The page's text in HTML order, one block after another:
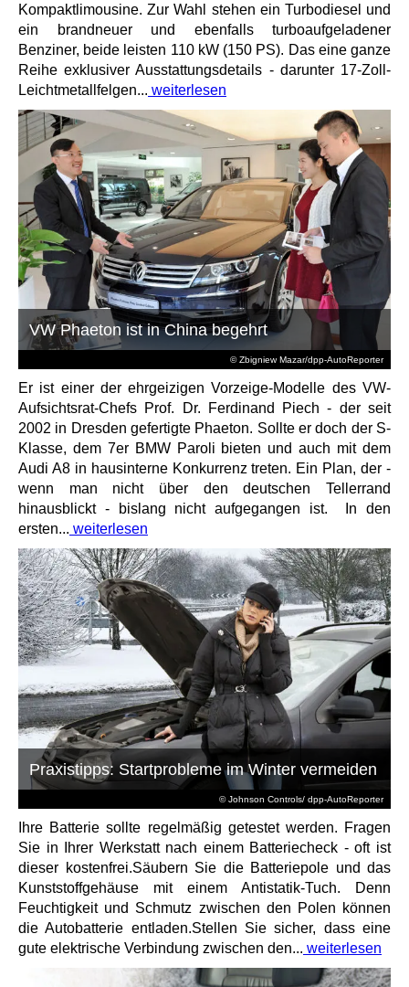
Kompaktlimousine. Zur Wahl stehen ein Turbodiesel und
ein brandneuer und ebenfalls turboaufgeladener
Benziner, beide leisten 110 kW (150 PS). Das eine ganze
Reihe exklusiver Ausstattungsdetails - darunter 17-Zoll-
Leichtmetallfelgen... weiterlesen
© Zbigniew Mazar/dpp-AutoReporter
VW Phaeton ist in China begehrt
Er ist einer der ehrgeizigen Vorzeige-Modelle des VW-
Aufsichtsrat-Chefs Prof. Dr. Ferdinand Piech - der seit
2002 in Dresden gefertigte Phaeton. Sollte er doch der S-
Klasse, dem 7er BMW Paroli bieten und auch mit dem
Audi A8 in hausinterne Konkurrenz treten. Ein Plan, der -
wenn man nicht über den deutschen Tellerrand
hinausblickt - bislang nicht aufgegangen ist. In den
ersten... weiterlesen
© Johnson Controls/ dpp-AutoReporter
Praxistipps: Startprobleme im Winter vermeiden
Ihre Batterie sollte regelmäßig getestet werden. Fragen
Sie in Ihrer Werkstatt nach einem Batteriecheck - oft ist
dieser kostenfrei.Säubern Sie die Batteriepole und das
Kunststoffgehäuse mit einem Antistatik-Tuch. Denn
Feuchtigkeit und Schmutz zwischen den Polen können
die Autobatterie entladen.Stellen Sie sicher, dass eine
gute elektrische Verbindung zwischen den... weiterlesen